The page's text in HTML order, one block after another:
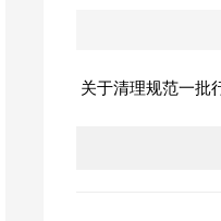
关于清理规范一批